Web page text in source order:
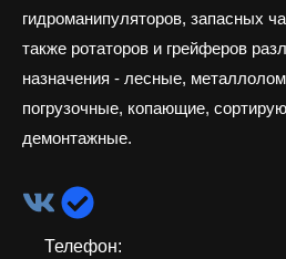
гидроманипуляторов, запасных
также ротаторов и грейферов
назначения - лесные,
погрузочные, копающие,
демонтажные.
Телефон: